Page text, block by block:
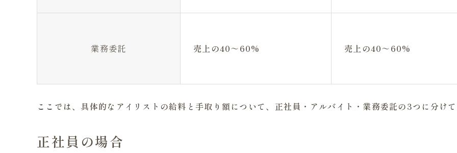
業務委託 売上の40～60% 売上の40～60%
ここでは、具体的なアイリストの給料と手取り額について、正社員・アルバイト・業務委託の3つに分け
正社員の場合